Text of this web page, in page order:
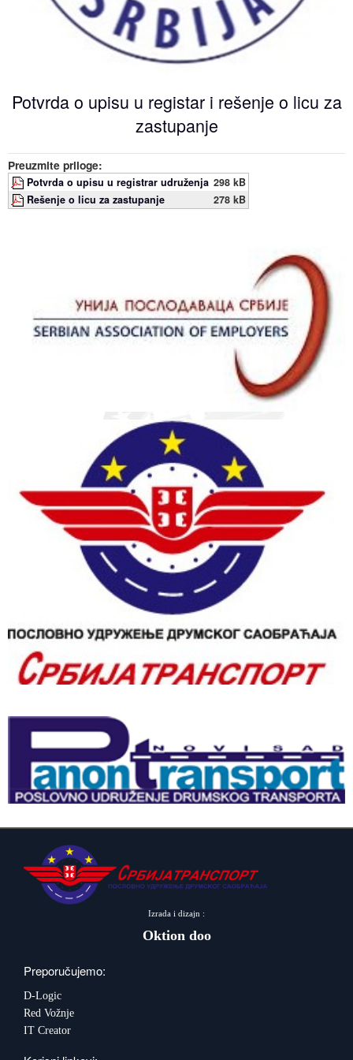
Fotografije
Događaji
Skupština udruženja
Siva ekonomija
Savetnici
Marketing
Zastupanje i posredovanje
Fakultet tehničkih nauka Novi Sad
Skupovi i konferencije
Potvrda o upisu u registar i rešenje o licu za
zastupanje
Preuzmite priloge:
Potvrda o upisu u registrar udruženja 298 kB
Rešenje o licu za zastupanje
278 kB
Izrada i dizajn :
Oktion doo
Preporučujemo:
D-Logic
Red Vožnje
IT Creator